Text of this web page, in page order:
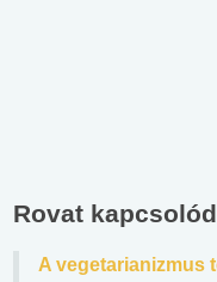
Rovat
A vegetarianizmus